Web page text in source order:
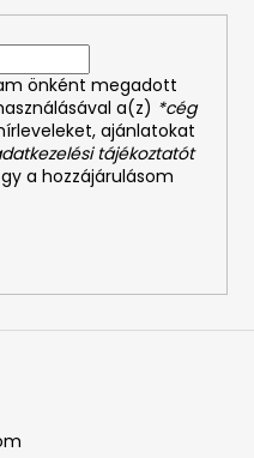
önként megadott
a(z) *cég
ajánlatokat
tájékoztatót
a hozzájárulásom